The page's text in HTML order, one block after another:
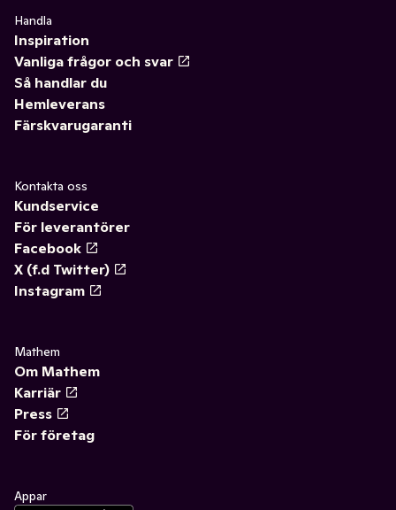
Handla
Inspiration
Vanliga frågor och svar
Så handlar du
Hemleverans
Färskvarugaranti
Kontakta oss
Kundservice
För leverantörer
Facebook
X (f.d Twitter)
Instagram
Mathem
Om Mathem
Karriär
Press
För företag
Appar